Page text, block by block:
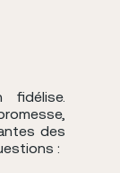
fidélise.
des
: